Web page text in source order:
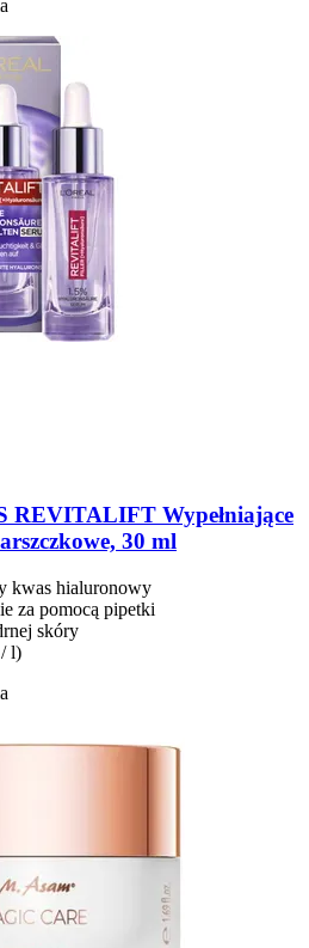
REVITALIFT Wypełniające
30 ml
kwas hialuronowy
za pomocą pipetki
skóry
l)